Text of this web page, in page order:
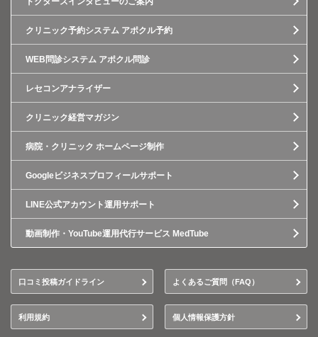
クリニック予約システム アポクル予約
WEB問診システム アポクル問診
レセコンアナライザー
クリニック経営マガジン
病院・クリニック ホームページ制作
Googleビジネスプロフィールサポート
LINE公式アカウント運用サポート
動画制作・YouTube運用代行サービス MedTube
口コミ投稿ガイドライン よくあるご質問（FAQ）
利用規約 個人情報保護方針